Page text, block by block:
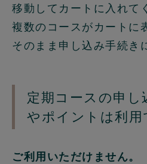
移動してカートに入れて
複数のコースがカートに
そのまま申し込み手続き
定期コースの申し
やポイントは利用
ご利用いただけません。